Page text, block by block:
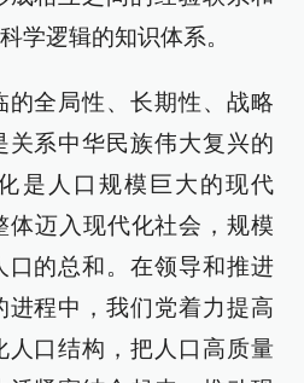
学逻辑的知识体系。
的全局性、长期性、战略
系中华民族伟大复兴的
是人口规模巨大的现代
体迈入现代化社会，规模
口的总和。在领导和推进
进程中，我们党着力提高
人口结构，把人口高质量